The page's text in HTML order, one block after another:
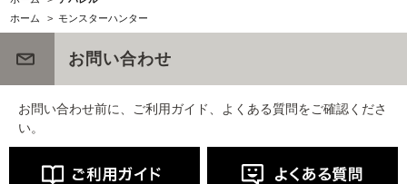
ホーム
> モンスターハンター
お問い合わせ
お問い合わせ前に、ご利用ガイド、よくある質問をご確認くださ
い。